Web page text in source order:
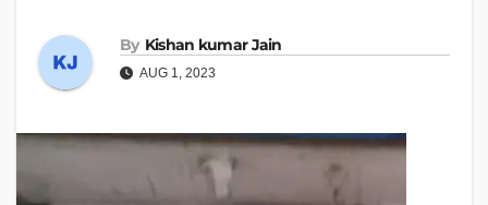
By Kishan kumar Jain
AUG 1, 2023